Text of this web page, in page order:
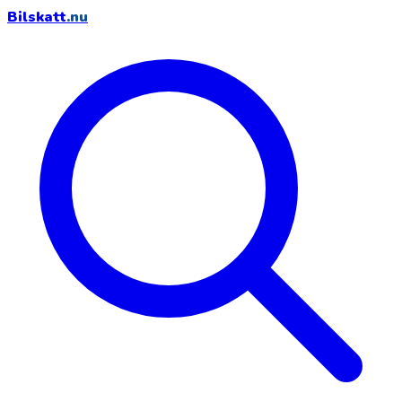
Bilskatt.nu